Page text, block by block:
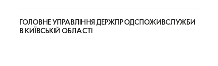
ГОЛОВНЕ УПРАВЛІННЯ ДЕРЖПРОДСПОЖИВСЛУЖБИ
В КИЇВСЬКІЙ ОБЛАСТІ